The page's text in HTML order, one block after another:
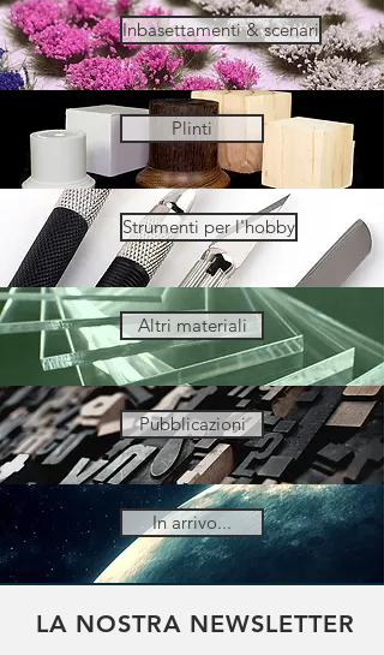
Inbasettamenti & scenari
Plinti
Strumenti per l'hobby
Altri materiali
Pubblicazioni
In arrivo...
LA NOSTRA NEWSLETTER